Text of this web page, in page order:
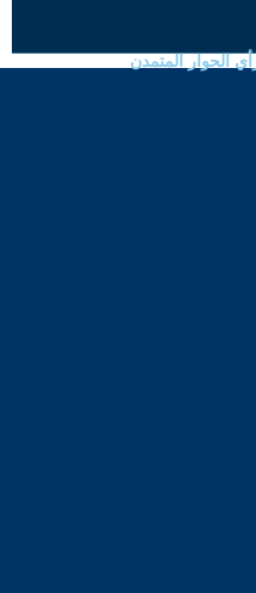
الحوار المتمدن